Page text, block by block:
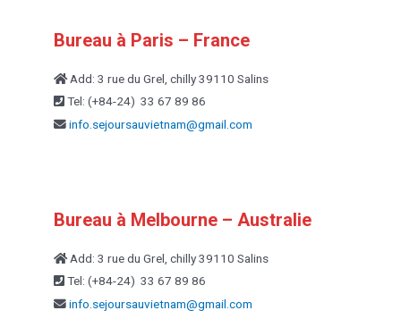
Bureau à Paris – France
Add: 3 rue du Grel, chilly 39110 Salins
Tel: (+84-24) 33 67 89 86
info.sejoursauvietnam@gmail.com
Bureau à Melbourne – Australie
Add: 3 rue du Grel, chilly 39110 Salins
Tel: (+84-24) 33 67 89 86
info.sejoursauvietnam@gmail.com